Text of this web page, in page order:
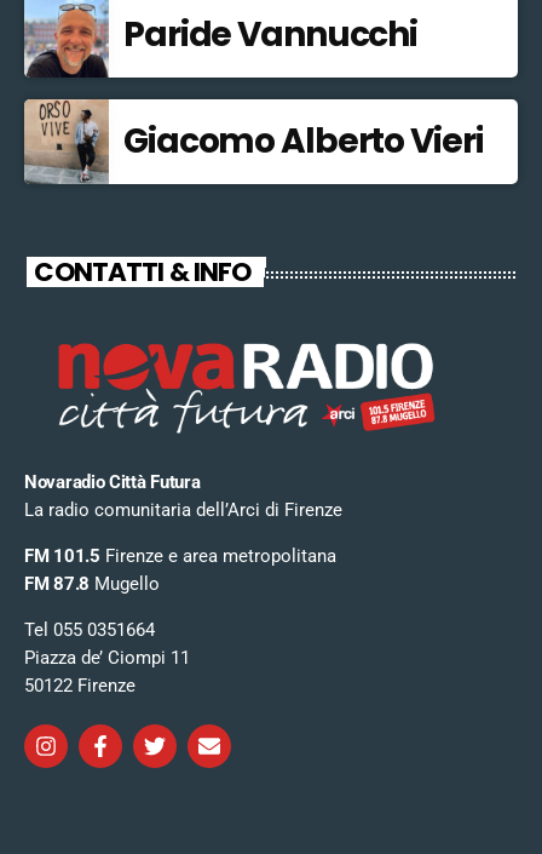
Paride Vannucchi
Giacomo Alberto Vieri
CONTATTI & INFO
Novaradio Città Futura
La radio comunitaria dell’Arci di Firenze
FM 101.5 Firenze e area metropolitana
FM 87.8 Mugello
Tel 055 0351664
Piazza de’ Ciompi 11
50122 Firenze